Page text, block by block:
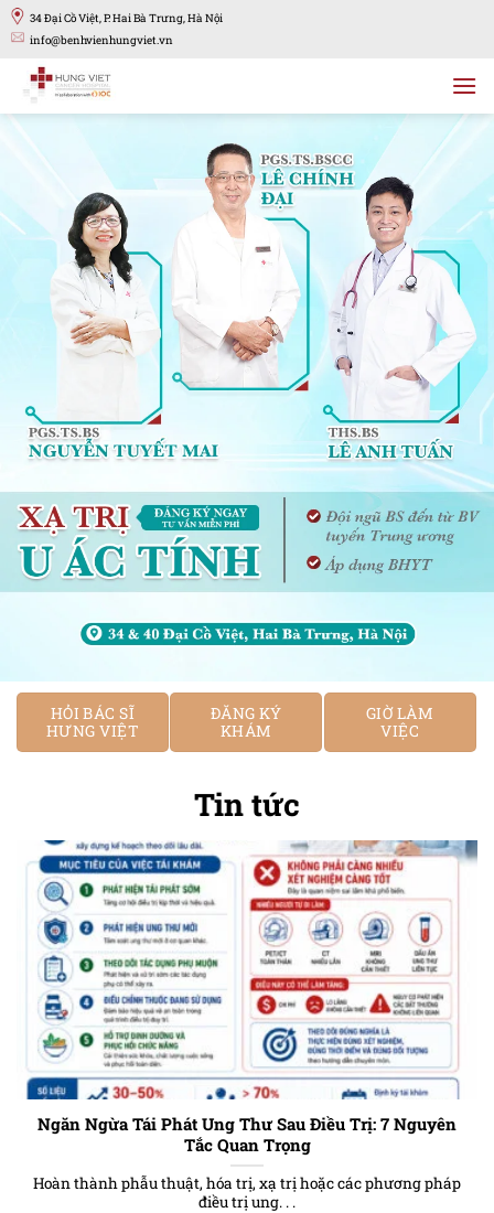
Bỏ
qua
dung
34 Đại Cồ Việt, P. Hai Bà Trưng, Hà Nội
info@benhvienhungviet.vn
HỎI BÁC SĨ
HƯNG VIỆT
ĐĂNG KÝ
KHÁM
GIỜ LÀM
VIỆC
Tin tức
Ngăn Ngừa Tái Phát Ung Thư Sau Điều Trị: 7 Nguyên
Tắc Quan Trọng
Hoàn thành phẫu thuật, hóa trị, xạ trị hoặc các phương pháp
điều trị ung. . .